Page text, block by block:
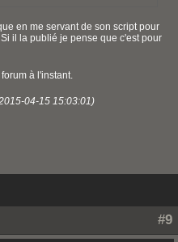
en me servant de son script pour
il la publié je pense que c'est pour
à l'instant.
04-15 15:03:01)
#9